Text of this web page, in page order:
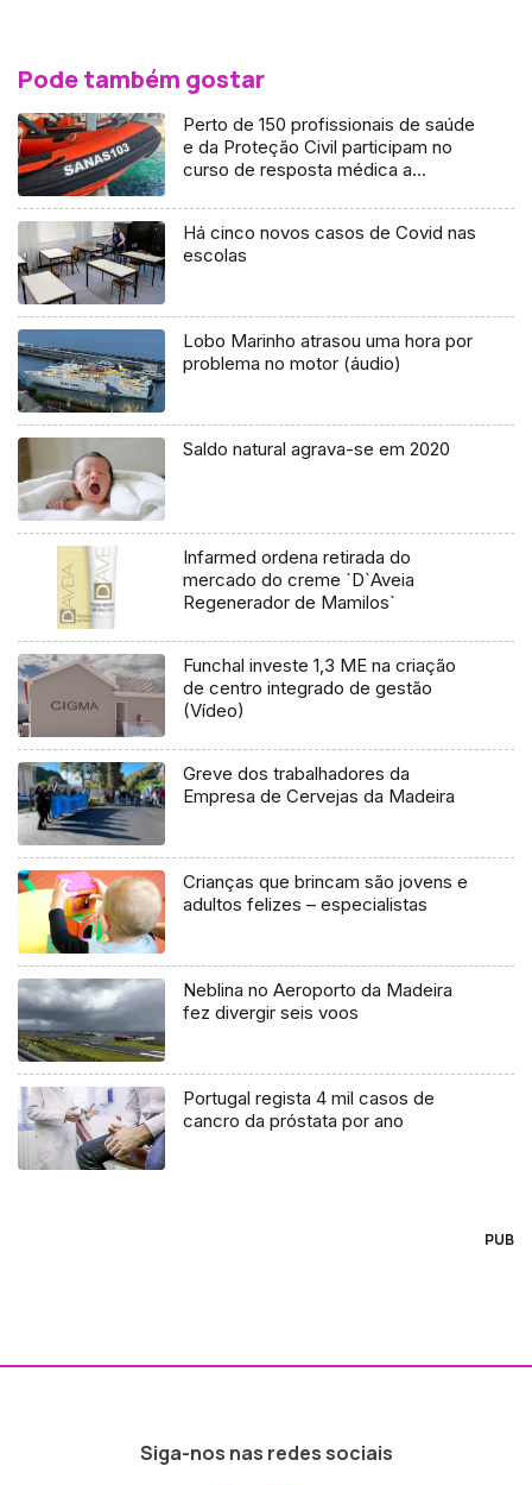
Pode também gostar
Perto de 150 profissionais de saúde
e da Proteção Civil participam no
curso de resposta médica a
Há cinco novos casos de Covid nas
escolas
Lobo Marinho atrasou uma hora por
problema no motor (áudio)
Saldo natural agrava-se em 2020
Infarmed ordena retirada do
mercado do creme `D`Aveia
Regenerador de Mamilos`
Funchal investe 1,3 ME na criação
de centro integrado de gestão
(Vídeo)
Greve dos trabalhadores da
Empresa de Cervejas da Madeira
Crianças que brincam são jovens e
adultos felizes – especialistas
Neblina no Aeroporto da Madeira
fez divergir seis voos
Portugal regista 4 mil casos de
cancro da próstata por ano
PUB
Siga-nos nas redes sociais